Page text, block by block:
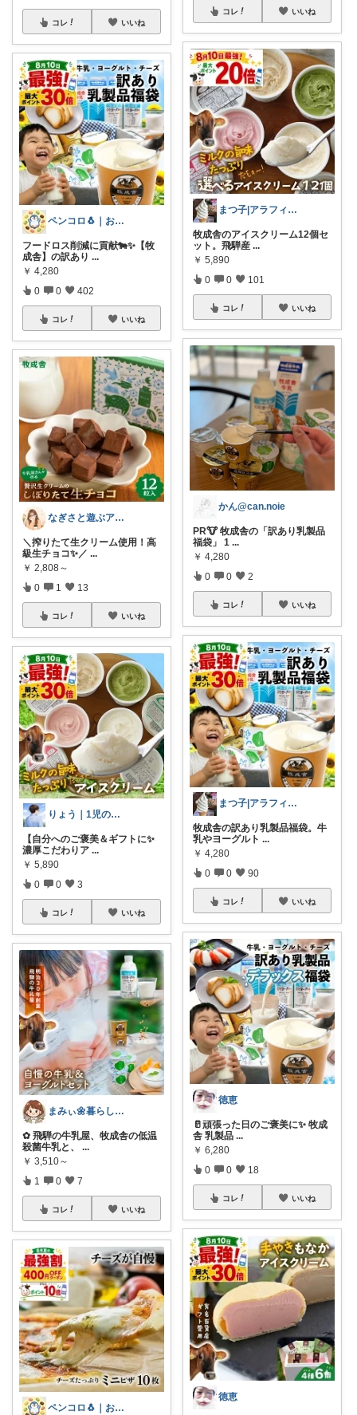
コレ いいね
ペンコロ🐧｜お菓子・グルメ・ふるさと
フードロス削減に貢献🐄✨【牧
成舎】の訳あり ...
￥ 4,280
0 0 402
コレ いいね
なぎさと遊ぶアウトドア🌊🏕️
＼搾りたて生クリーム使用！高
級生チョコ✨／ ...
￥ 2,808～
0 1 13
コレ いいね
りょう｜1児のパパ
【自分へのご褒美＆ギフトに✨
濃厚こだわりア ...
￥ 5,890
0 0 3
コレ いいね
まみぃ🌼暮らしの便利グッズ｜毎日朝コレ
✿ 飛騨の牛乳屋、牧成舎の低温
殺菌牛乳と、
...
￥ 3,510～
1 0 7
コレ いいね
ペンコロ🐧｜お菓子・グルメ・ふるさと
コレ いいね
まつ子|アラフィフ主婦のときめくモノ
牧成舎のアイスクリーム12個セ
ット。飛騨産 ...
￥ 5,890
0 0 101
コレ いいね
かん@can.noie
PR🐮 牧成舎の「訳あり乳製品
福袋」 1 ...
￥ 4,280
0 0 2
コレ いいね
まつ子|アラフィフ主婦のときめくモノ
牧成舎の訳あり乳製品福袋。牛
乳やヨーグルト ...
￥ 4,280
0 0 90
コレ いいね
徳恵
🥛頑張った日のご褒美に✨ 牧成
舎 乳製品 ...
￥ 6,280
0 0 18
コレ いいね
徳恵